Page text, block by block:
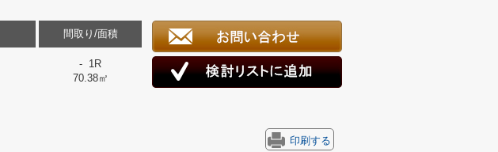
間取り/面積
- 1R
70.38㎡
印刷する